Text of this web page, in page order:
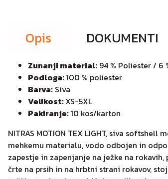
Opis DOKUMENTI
Zunanji material: 94 % Poliester / 6
Podloga:100 % poliester
Barva: Siva
Velikost:XS-5XL
Pakiranje:10 kos/karton
NITRAS MOTION TEX LIGHT, siva
mehkemu materialu, vodo odbojen in
zapestje in zapenjanje na ježke na
črte na prsih in na hrbtni strani rokavov,